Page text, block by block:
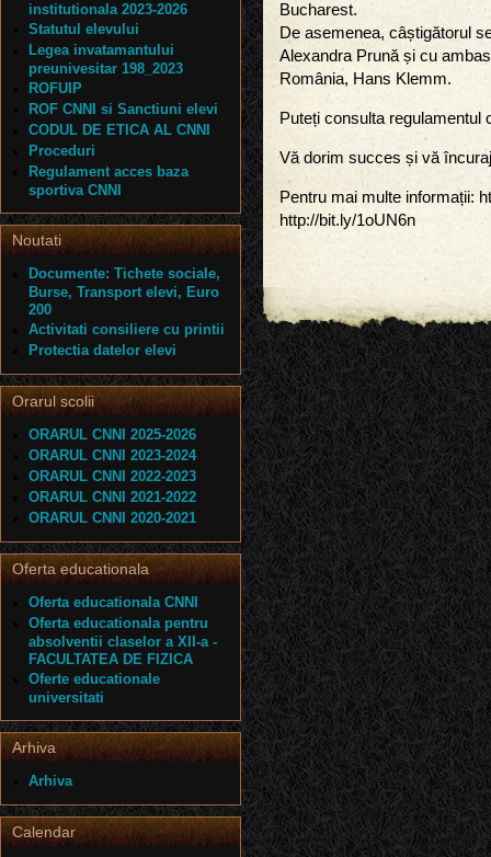
Bucharest.
De asemenea, câștigătorul
Alexandra Prună și cu
România, Hans Klemm.
Puteți consulta
Vă dorim succes și vă
Pentru mai multe informații:
http://bit.ly/1oUN6n
institutionala 2023-2026
Statutul elevului
Legea invatamantului
preunivesitar 198_2023
ROFUIP
ROF CNNI si Sanctiuni elevi
CODUL DE ETICA AL CNNI
Proceduri
Regulament acces baza
sportiva CNNI
Noutati
Documente: Tichete sociale,
Burse, Transport elevi, Euro
200
Activitati consiliere cu printii
Protectia datelor elevi
Orarul scolii
ORARUL CNNI 2025-2026
ORARUL CNNI 2023-2024
ORARUL CNNI 2022-2023
ORARUL CNNI 2021-2022
ORARUL CNNI 2020-2021
Oferta educationala
Oferta educationala CNNI
Oferta educationala pentru
absolventii claselor a XII-a -
FACULTATEA DE FIZICA
Oferte educationale
universitati
Arhiva
Arhiva
Calendar